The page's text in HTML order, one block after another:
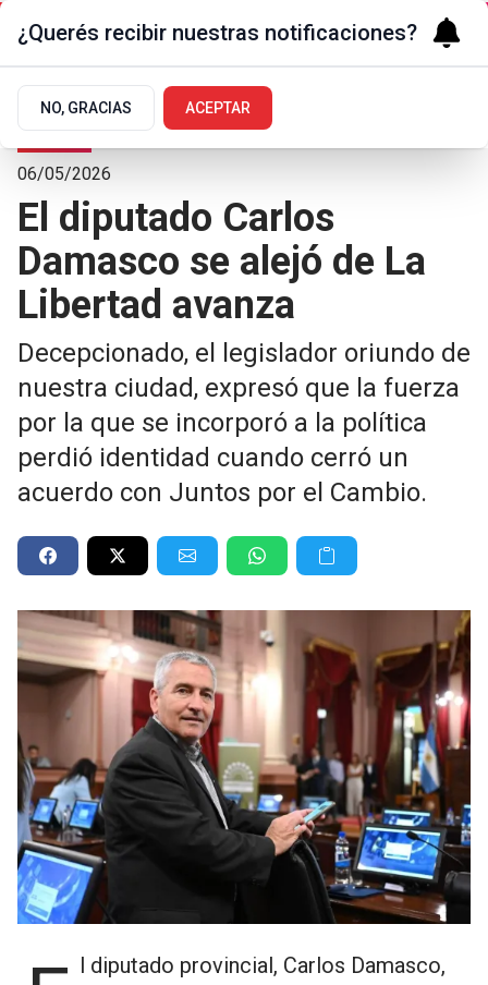
Polí­tica
06/05/2026
El diputado Carlos
Damasco se alejó de La
Libertad avanza
Decepcionado, el legislador oriundo de
nuestra ciudad, expresó que la fuerza
por la que se incorporó a la política
perdió identidad cuando cerró un
acuerdo con Juntos por el Cambio.
¿Querés recibir nuestras notificaciones?
NO, GRACIAS ACEPTAR